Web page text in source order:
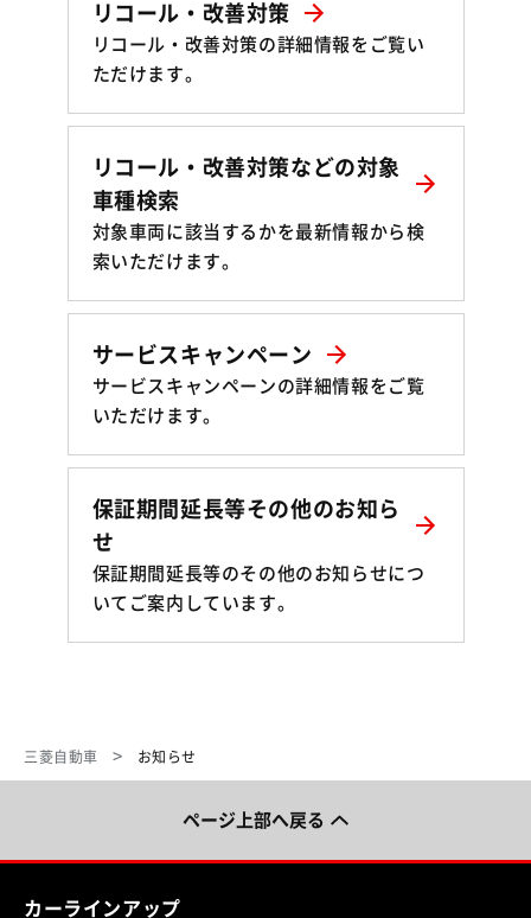
リコール・改善対策
リコール・改善対策の詳細情報をご覧い
ただけます。
リコール・改善対策などの対象
車種検索
対象車両に該当するかを最新情報から検
索いただけます。
サービスキャンペーン
サービスキャンペーンの詳細情報をご覧
いただけます。
保証期間延長等その他のお知ら
せ
保証期間延長等のその他のお知らせにつ
いてご案内しています。
三菱自動車 お知らせ
ページ上部へ戻る
カーラインアップ